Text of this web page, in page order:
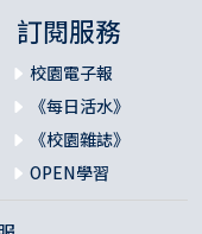
訂閱服務
校園電子報
《每日活水》
《校園雜誌》
OPEN學習